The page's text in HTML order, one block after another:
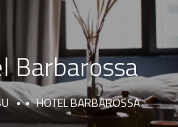
Barbarossa
HOTEL BARBAROSSA